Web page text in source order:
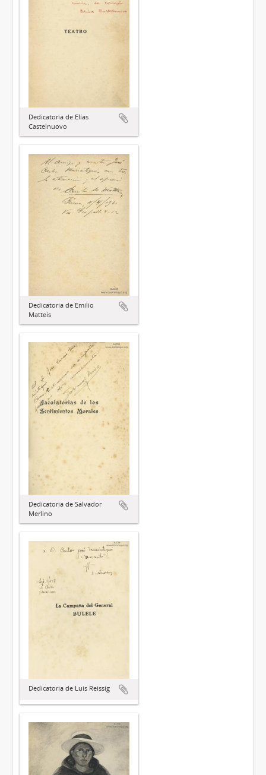
Dedicatoria de Elías
Castelnuovo
Dedicatoria de Emilio
Matteis
Dedicatoria de Salvador
Merlino
Dedicatoria de Luis Reissig